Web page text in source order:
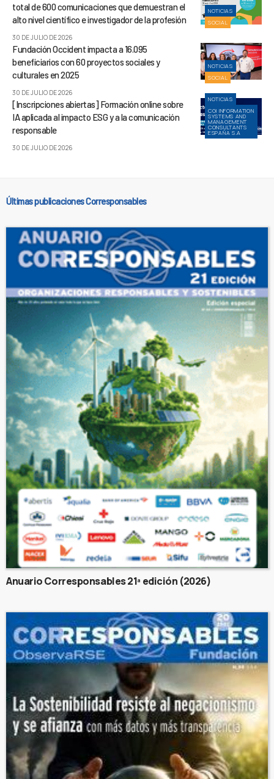
NOTICIAS
SOCIAL
total de 600 comunicaciones que demuestran el
alto nivel científico e investigador de la profesión
30 DE JULIO DE 2026
NOTICIAS
SOCIAL
Fundación Occident impacta a 16.095
beneficiarios con 60 proyectos sociales y
culturales en 2025
30 DE JULIO DE 2026
NOTICIAS
CGI INFORMATION
SYSTEMS AND
MANAGEMENT
CONSULTANTS
ESPAÑA S.A
[Inscripciones abiertas] Formación online sobre
IA aplicada al impacto ESG y a la comunicación
responsable
30 DE JULIO DE 2026
Últimas publicaciones Corresponsables
Anuario Corresponsables 21ª edición (2026)